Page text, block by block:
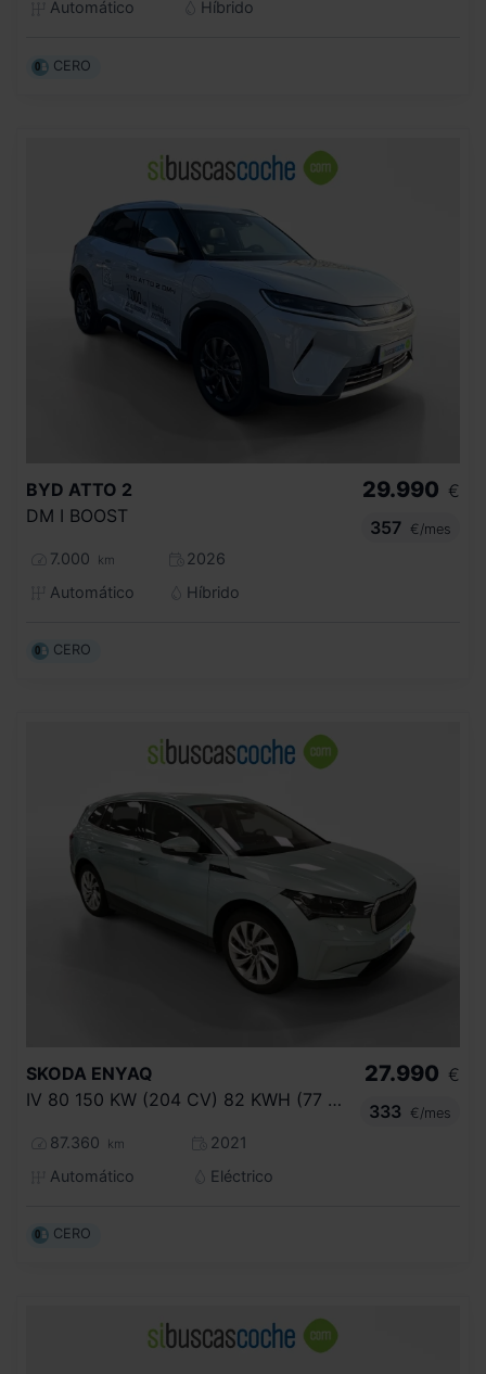
Automático Híbrido
CERO
BYD ATTO 2
DM I BOOST
7.000 km
2026
Automático
Híbrido
29.990 €
357
€/mes
CERO
SKODA ENYAQ
IV 80 150 KW (204 CV) 82 KWH (77 KWH NET
87.360 km
2021
Automático
Eléctrico
27.990 €
333
€/mes
CERO